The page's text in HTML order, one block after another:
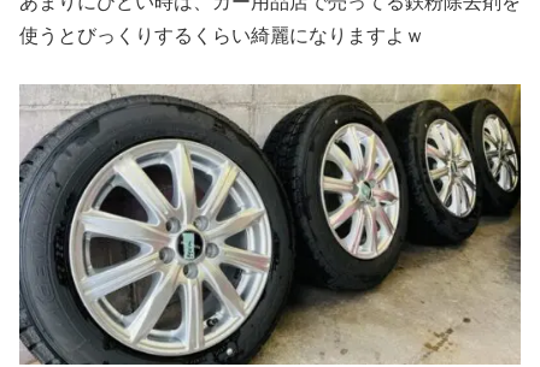
使うとびっくりするくらい綺麗になりますよｗ